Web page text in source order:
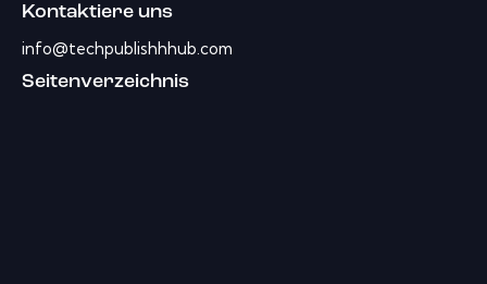
Kontaktiere uns
info@techpublishhhub.com
Seitenverzeichnis